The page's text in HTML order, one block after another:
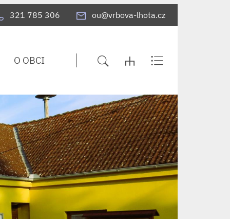
321 785 306 ou@vrbova-lhota.cz
O OBCI